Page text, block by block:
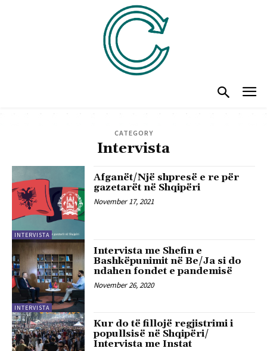
CATEGORY
Intervista
INTERVISTA
Afganët/Një shpresë e re për
gazetarët në Shqipëri
November 17, 2021
INTERVISTA
Intervista me Shefin e
Bashkëpunimit në Be/Ja si do
ndahen fondet e pandemisë
November 26, 2020
Kur do të fillojë regjistrimi i
popullsisë në Shqipëri/
Intervista me Instat